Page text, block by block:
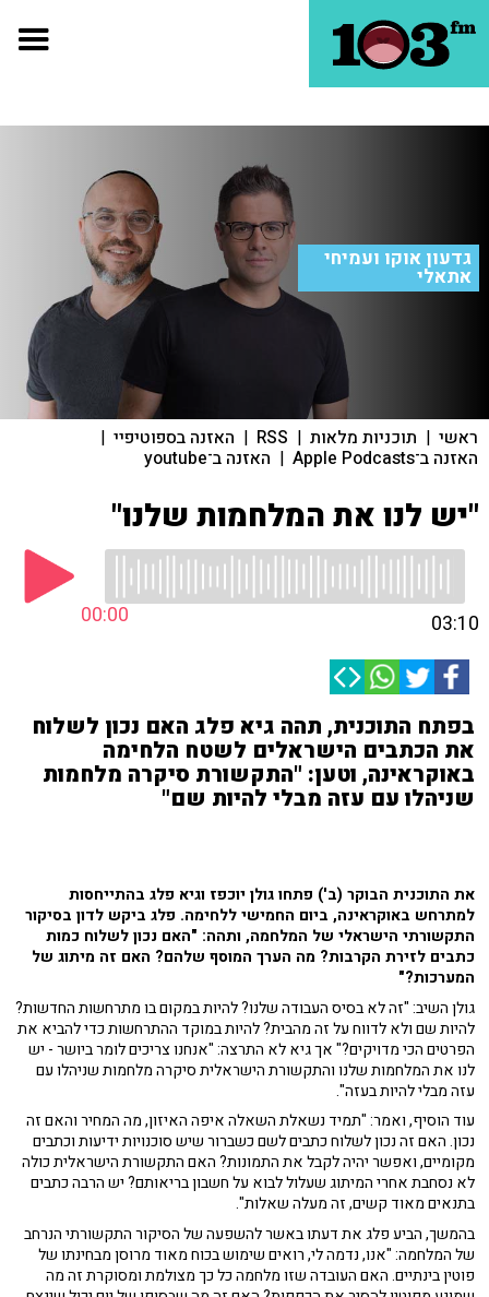
גדעון אוקו ועמיחי
אתאלי
ראשי | תוכניות מלאות |
RSS
| האזנה בספוטיפיי |
האזנה ב־Apple Podcasts | האזנה ב־youtube
"יש לנו את המלחמות שלנו"
00:00 03:10
בפתח התוכנית, תהה גיא פלג האם נכון לשלוח
את הכתבים הישראלים לשטח הלחימה
באוקראינה, וטען: "התקשורת סיקרה מלחמות
שניהלו עם עזה מבלי להיות שם"
את התוכנית הבוקר (ב') פתחו גולן יוכפז וגיא פלג בהתייחסות
למתרחש באוקראינה, ביום החמישי ללחימה. פלג ביקש לדון בסיקור
התקשורתי הישראלי של המלחמה, ותהה: "האם נכון לשלוח כמות
כתבים לזירת הקרבות? מה הערך המוסף שלהם? האם זה מיתוג של
המערכות?"
גולן השיב: "זה לא בסיס העבודה שלנו? להיות במקום בו מתרחשות החדשות?
להיות שם ולא לדווח על זה מהבית? להיות במוקד ההתרחשות כדי להביא את
הפרטים הכי מדויקים?" אך גיא לא התרצה: "אנחנו צריכים לומר ביושר - יש
לנו את המלחמות שלנו והתקשורת הישראלית סיקרה מלחמות שניהלו עם
עזה מבלי להיות בעזה".
עוד הוסיף, ואמר: "תמיד נשאלת השאלה איפה האיזון, מה המחיר והאם זה
נכון. האם זה נכון לשלוח כתבים לשם כשברור שיש סוכנויות ידיעות וכתבים
מקומיים, ואפשר יהיה לקבל את התמונות? האם התקשורת הישראלית כולה
לא נסחבת אחרי המיתוג שעלול לבוא על חשבון בריאותם? יש הרבה כתבים
בתנאים מאוד קשים, זה מעלה שאלות".
בהמשך, הביע פלג את דעתו באשר להשפעה של הסיקור התקשורתי הנרחב
של המלחמה: "אנו, נדמה לי, רואים שימוש בכוח מאוד מרוסן מבחינתו של
פוטין בינתיים. האם העובדה שזו מלחמה כל כך מצולמת ומסוקרת זה מה